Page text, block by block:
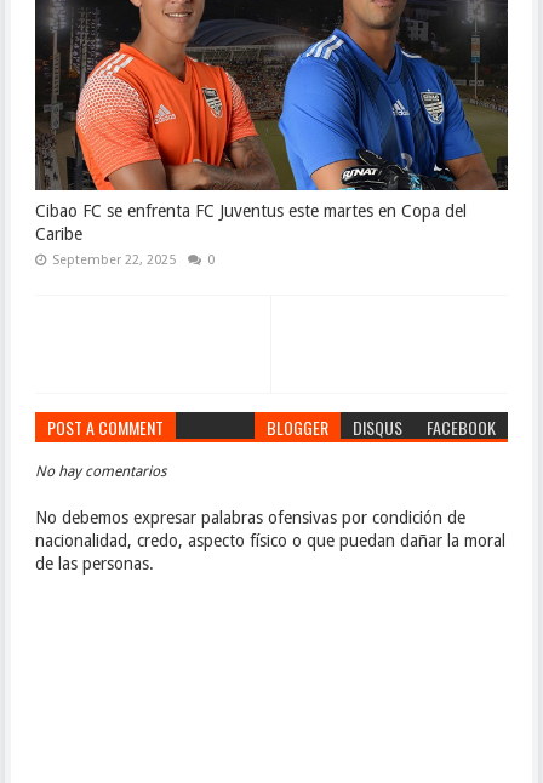
Cibao FC se enfrenta FC Juventus este martes en Copa del
Caribe
September 22, 2025 0
POST A COMMENT BLOGGER DISQUS FACEBOOK
No hay comentarios
No debemos expresar palabras ofensivas por condición de
nacionalidad, credo, aspecto físico o que puedan dañar la moral
de las personas.